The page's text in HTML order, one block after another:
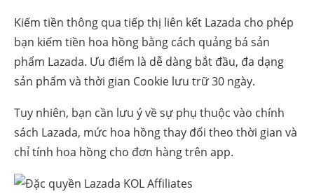
Kiếm tiền thông qua tiếp thị liên kết Lazada cho phép
bạn kiếm tiền hoa hồng bằng cách quảng bá sản
phẩm Lazada. Ưu điểm là dễ dàng bắt đầu, đa dạng
sản phẩm và thời gian Cookie lưu trữ 30 ngày.
Tuy nhiên, bạn cần lưu ý về sự phụ thuộc vào chính
sách Lazada, mức hoa hồng thay đổi theo thời gian và
chỉ tính hoa hồng cho đơn hàng trên app.